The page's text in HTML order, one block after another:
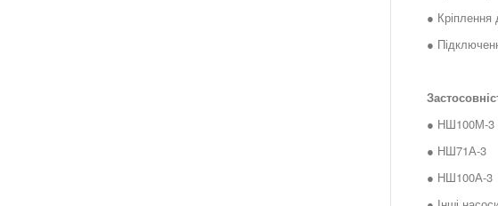
●
●
● НШ100М-3
● НШ71А-3
● НШ100А-3